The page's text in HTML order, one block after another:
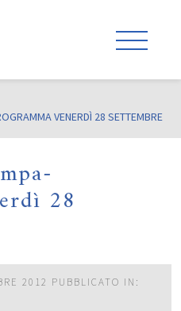
VENERDÌ 28 SETTEMBRE
28
2012 PUBBLICATO IN: